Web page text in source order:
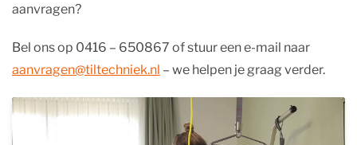
aanvragen?
Bel ons op 0416 – 650867 of stuur een e-mail naar
aanvragen@tiltechniek.nl – we helpen je graag verder.